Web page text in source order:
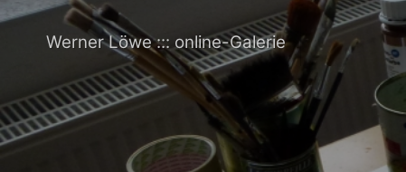
Werner Löwe ::: online-Galerie